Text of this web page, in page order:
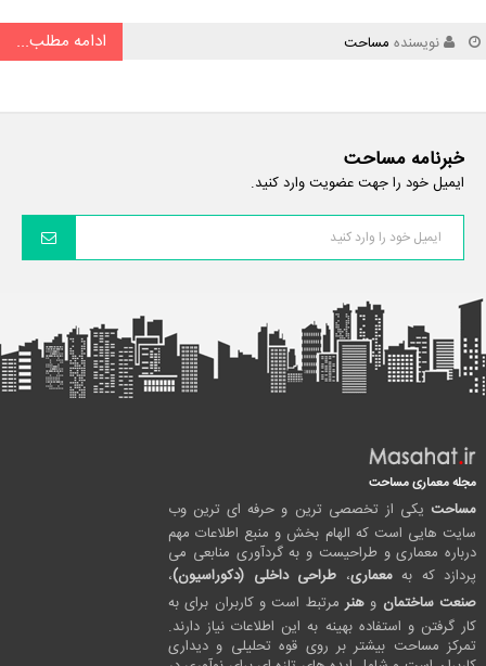
نویسنده مساحت ادامه مطلب...
خبرنامه مساحت
ایمیل خود را جهت عضویت وارد کنید.
مجله معماری مساحت
مساحت یکی از تخصصی ترین و حرفه ای ترین وب
سایت هایی است که الهام بخش و منبع اطلاعات مهم
درباره معماری و طراحیست و به گردآوری منابعی می
پردازد که بهمعماری، طراحی داخلی (دکوراسیون)،
صنعت ساختمان و هنرمرتبط است و کاربران برای به
کار گرفتن و استفاده بهینه به این اطلاعات نیاز دارند.
تمرکز مساحت بیشتر بر روی قوه تحلیلی و دیداری